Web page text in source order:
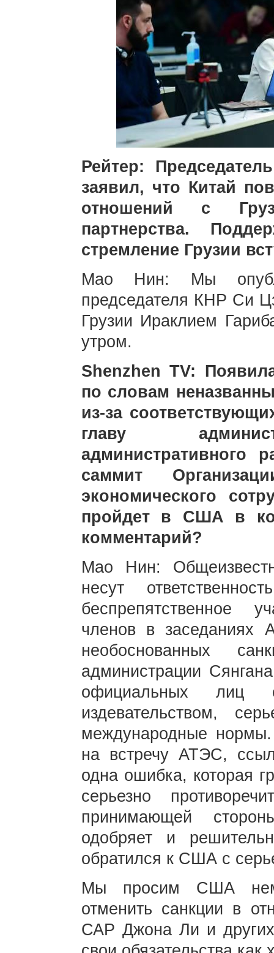
Рейтер:
заявил, что Китай
отношений с
партнерства.
стремление Грузии
Мао Нин: Мы
председателя КНР Си
Грузии Ираклием
утром.
Shenzhen TV:
по словам
из-за
главу
административного
саммит
экономического
пройдет в США в
комментарий?
Мао Нин:
несут
беспрепятственное
членов в заседаниях
необоснованных
администрации
официальных лиц
издевательством,
международные нормы.
на встречу АТЭС,
одна ошибка, которая
серьезно
принимающей
одобряет и
обратился к США с
Мы просим США
отменить санкции в
САР Джона Ли и